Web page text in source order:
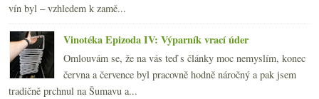
vín byl – vzhledem k zamě...
Vinotéka Epizoda IV: Výparník vrací úder
Omlouvám se, že na vás teď s články moc nemyslím, konec
června a července byl pracovně hodně náročný a pak jsem
tradičně prchnul na Šumavu a...